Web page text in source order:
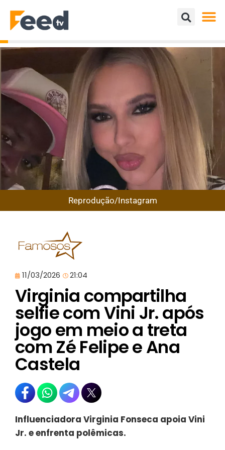
Reprodução/Instagram
11/03/2026 21:04
Virginia compartilha
selfie com Vini Jr. após
jogo em meio a treta
com Zé Felipe e Ana
Castela
Influenciadora Virginia Fonseca apoia Vini
Jr. e enfrenta polêmicas.